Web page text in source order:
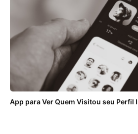
App para Ver Quem Visitou seu Perfil